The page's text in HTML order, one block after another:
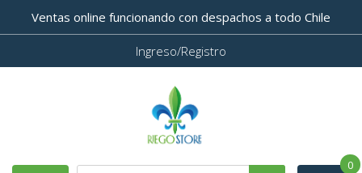
Ventas online funcionando con despachos a todo Chile
Ingreso/Registro
0